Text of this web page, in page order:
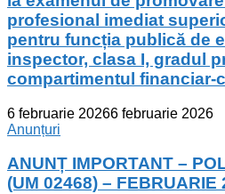
profesional imediat
pentru funcția publică de
inspector, clasa I, gradul
compartimentul financiar-
6 februarie 20266 februarie 2026
Anunțuri
ANUNȚ IMPORTANT –
(UM 02468) – FEBRUARIE